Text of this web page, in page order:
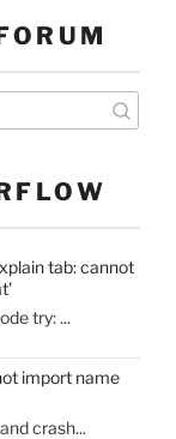
tab: cannot
try: ...
import name
crash...